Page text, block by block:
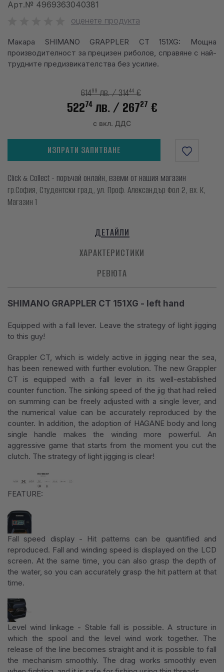
Арт.№ 4969363040381
оценете продукта
Макара SHIMANO GRAPPLER CT 151XG: Мощна
производителност за прецизен риболов, справяне с най-
трудните предизвикателства без усилие.
61499лв./ 31444€
52274лв./ 26727 €
с вкл. ДДС
ИЗПРАТИ ЗАПИТВАНЕ
Click & Collect - поръчай онлайн, вземи от нашия магазин
гр.София, Студентски град, ул. Проф. Александър Фол 2, вх. К,
Магазин 1
ДЕТАЙЛИ
ХАРАКТЕРИСТИКИ
РЕВЮТА
SHIMANO GRAPPLER CT 151XG - left hand
Equipped with a fall lever. Leave the strategy of light jigging
to this guy!
Grappler CT, which is widely active in jigging near the sea,
has been renewed with further evolution. The new Grappler
CT is equipped with a fall lever in its well-established
counter function. The sinking speed of the jig that had relied
on summing can be freely adjusted with a single lever, and
the numerical value can be accurately reproduced by the
counter. In addition, the adoption of HAGANE body and long
single handle makes the winding more powerful. An
aggressive game that starts from the moment you cut the
clutch. The strategy of light jigging is clear!
FEATURE:
Fall speed display - Hit patterns can be quantified and
reproduced. Fall and winding speed is displayed on the LCD
screen. At the same time, you can also grasp the depth of
the water, so you can accurately grasp the hit pattern at that
time.
Level wind linkage - Stable fall is possible. A structure in
which the spool and the level wind work together. The
release of the line becomes straight and it is possible to fall
the mechanism smoothly. The drag works smoothly even